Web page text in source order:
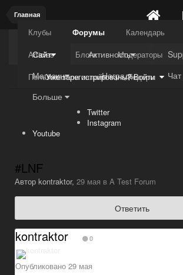
Главная
Kuli4kam.net Дружный форум
Сайт
Клубы Форумы Календарь
Articles
Блоги
Модераторы
Пользователи онлайн
Лидеры
Активность
Магазин
Награды
Чат
Больше
Уже зарегистрированы? Войти
Twitter
Instagram
Youtube
#LNF
Автор kontraktor, 29 мая в A Test Forum
Ответить
kontraktor 0
Опубликовано 29 мая